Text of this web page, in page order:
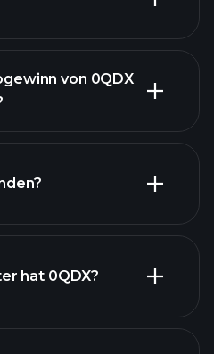
von 0QDX
hat 0QDX?